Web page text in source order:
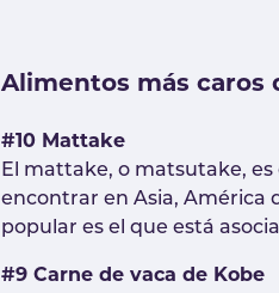
Alimentos más caros
#10 Mattake
El mattake, o matsutake,
encontrar en Asia, América
popular es el que está
#9 Carne de vaca de Kobe